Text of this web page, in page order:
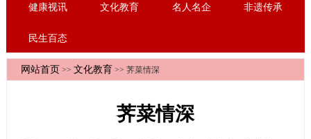
健康视讯 文化教育 名人名企 非遗传承
民生百态
网站首页 >> 文化教育 >> 荠菜情深
荠菜情深